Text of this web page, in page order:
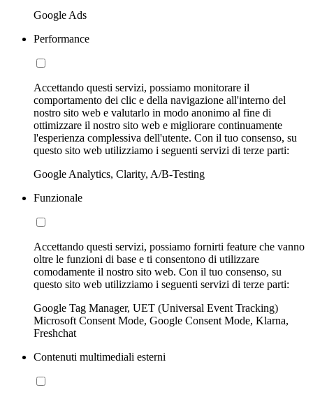
Google Ads
Performance
Accettando questi servizi, possiamo monitorare il
comportamento dei clic e della navigazione all'interno del
nostro sito web e valutarlo in modo anonimo al fine di
ottimizzare il nostro sito web e migliorare continuamente
l'esperienza complessiva dell'utente. Con il tuo consenso, su
questo sito web utilizziamo i seguenti servizi di terze parti:
Google Analytics, Clarity, A/B-Testing
Funzionale
Accettando questi servizi, possiamo fornirti feature che vanno
oltre le funzioni di base e ti consentono di utilizzare
comodamente il nostro sito web. Con il tuo consenso, su
questo sito web utilizziamo i seguenti servizi di terze parti:
Google Tag Manager, UET (Universal Event Tracking)
Microsoft Consent Mode, Google Consent Mode, Klarna,
Freshchat
Contenuti multimediali esterni